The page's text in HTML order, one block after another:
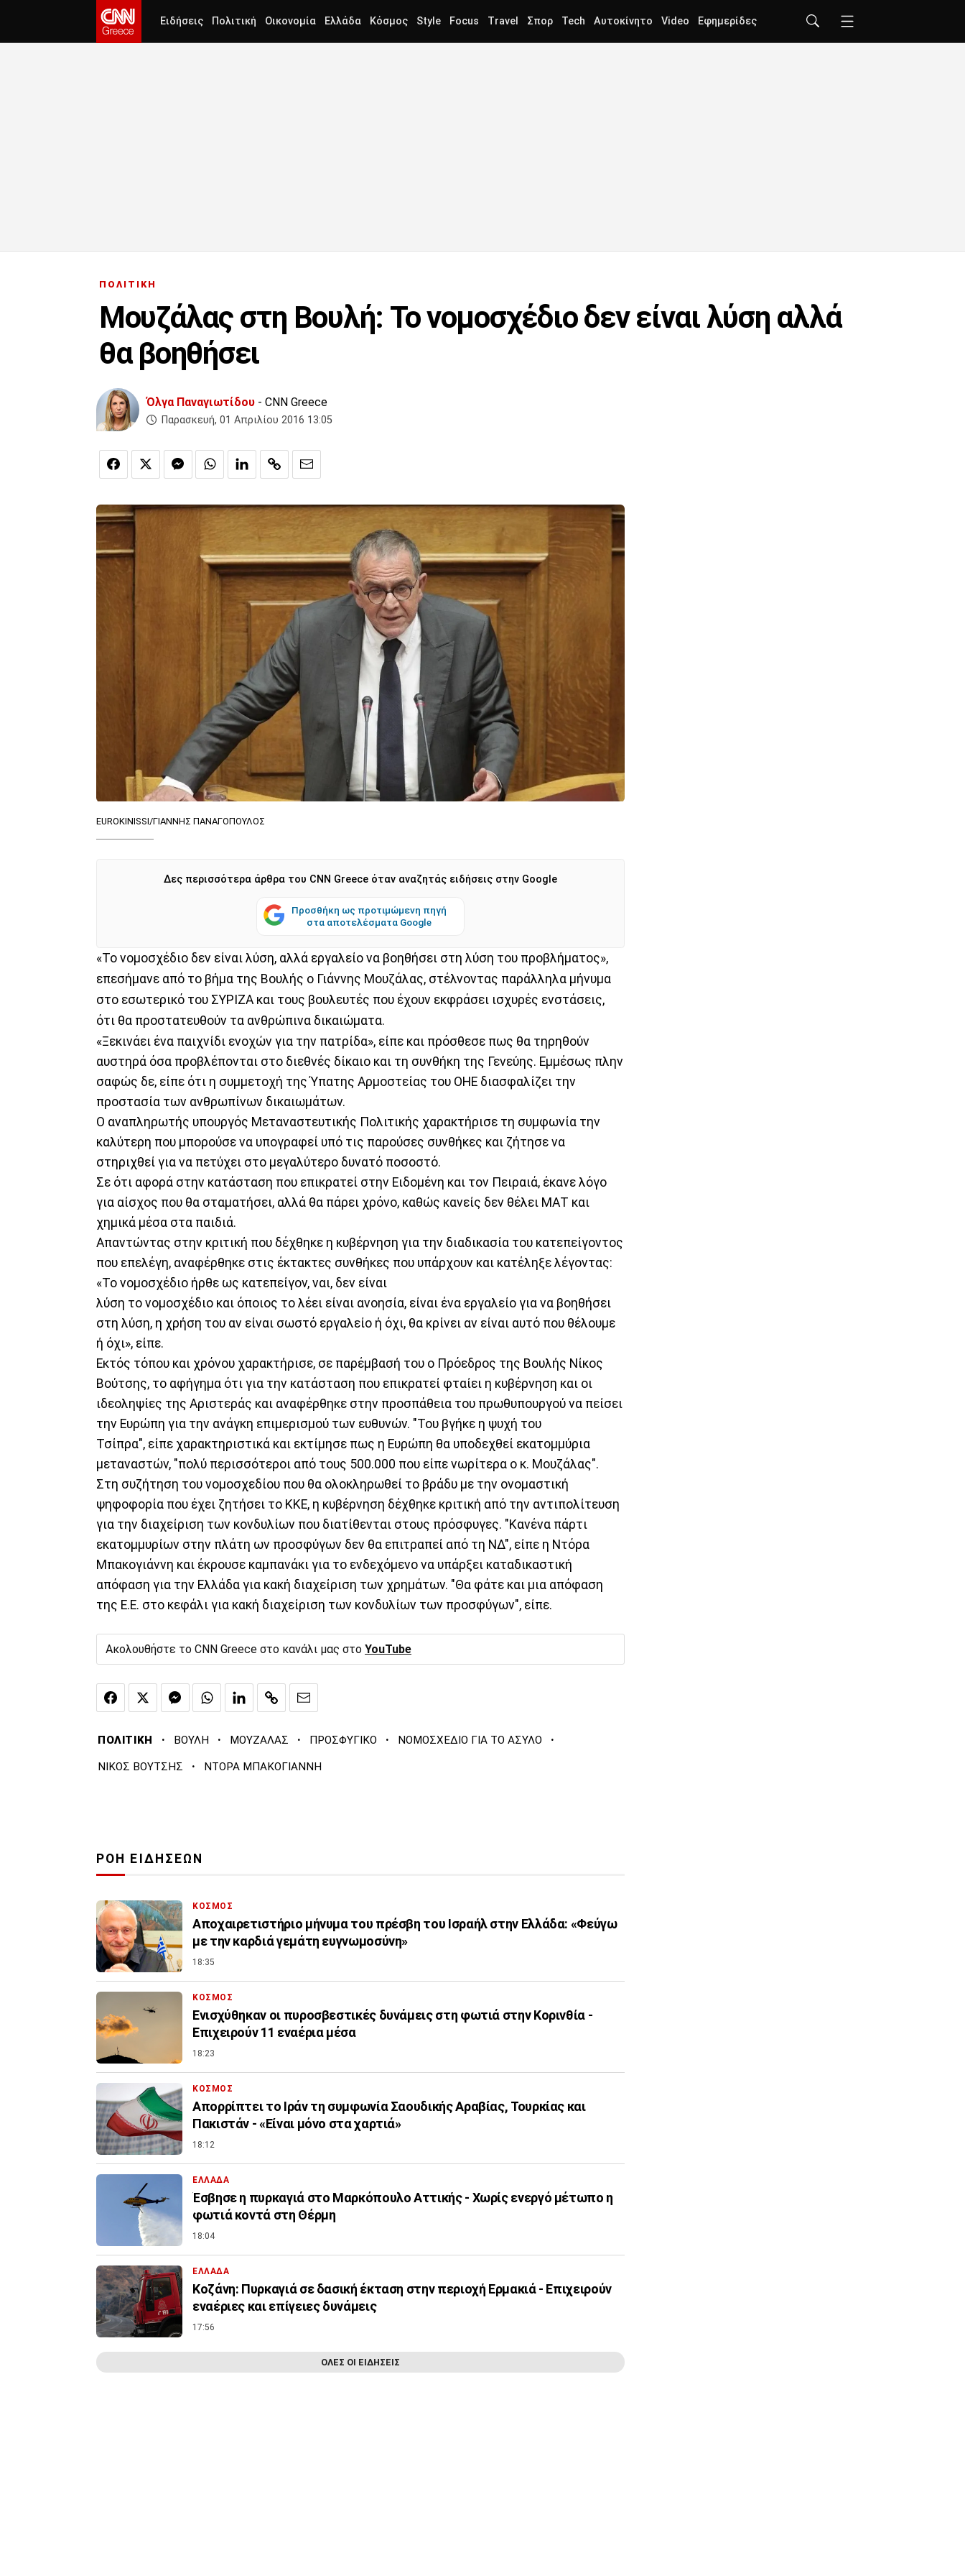
Ειδήσεις Πολιτική Οικονομία Ελλάδα Κόσμος Style Focus Travel Σπορ Tech Αυτοκίνητο Video Εφημερίδες
ΠΟΛΙΤΙΚΗ
Μουζάλας στη Βουλή: Το νομοσχέδιο δεν είναι λύση αλλά
θα βοηθήσει
Όλγα Παναγιωτίδου - CNN Greece
Παρασκευή, 01 Απριλίου 2016 13:05
EUROKINISSI/ΓΙΑΝΝΗΣ ΠΑΝΑΓΟΠΟΥΛΟΣ
Δες περισσότερα άρθρα του CNN Greece όταν αναζητάς ειδήσεις στην Google
Προσθήκη ως προτιμώμενη πηγή
στα αποτελέσματα Google
«Το νομοσχέδιο δεν είναι λύση, αλλά εργαλείο να βοηθήσει στη λύση του προβλήματος»,
επεσήμανε από το βήμα της Βουλής ο Γιάννης Μουζάλας, στέλνοντας παράλληλα μήνυμα
στο εσωτερικό του ΣΥΡΙΖΑ και τους βουλευτές που έχουν εκφράσει ισχυρές ενστάσεις,
ότι θα προστατευθούν τα ανθρώπινα δικαιώματα.
«Ξεκινάει ένα παιχνίδι ενοχών για την πατρίδα», είπε και πρόσθεσε πως θα τηρηθούν
αυστηρά όσα προβλέπονται στο διεθνές δίκαιο και τη συνθήκη της Γενεύης. Εμμέσως πλην
σαφώς δε, είπε ότι η συμμετοχή της Ύπατης Αρμοστείας του ΟΗΕ διασφαλίζει την
προστασία των ανθρωπίνων δικαιωμάτων.
Ο αναπληρωτής υπουργός Μεταναστευτικής Πολιτικής χαρακτήρισε τη συμφωνία την
καλύτερη που μπορούσε να υπογραφεί υπό τις παρούσες συνθήκες και ζήτησε να
στηριχθεί για να πετύχει στο μεγαλύτερο δυνατό ποσοστό.
Σε ότι αφορά στην κατάσταση που επικρατεί στην Ειδομένη και τον Πειραιά, έκανε λόγο
για αίσχος που θα σταματήσει, αλλά θα πάρει χρόνο, καθώς κανείς δεν θέλει ΜΑΤ και
χημικά μέσα στα παιδιά.
Απαντώντας στην κριτική που δέχθηκε η κυβέρνηση για την διαδικασία του κατεπείγοντος
που επελέγη, αναφέρθηκε στις έκτακτες συνθήκες που υπάρχουν και κατέληξε λέγοντας:
«Το νομοσχέδιο ήρθε ως κατεπείγον, ναι, δεν είναι
λύση το νομοσχέδιο και όποιος το λέει είναι ανοησία, είναι ένα εργαλείο για να βοηθήσει
στη λύση, η χρήση του αν είναι σωστό εργαλείο ή όχι, θα κρίνει αν είναι αυτό που θέλουμε
ή όχι», είπε.
Εκτός τόπου και χρόνου χαρακτήρισε, σε παρέμβασή του ο Πρόεδρος της Βουλής Νίκος
Βούτσης, το αφήγημα ότι για την κατάσταση που επικρατεί φταίει η κυβέρνηση και οι
ιδεοληψίες της Αριστεράς και αναφέρθηκε στην προσπάθεια του πρωθυπουργού να πείσει
την Ευρώπη για την ανάγκη επιμερισμού των ευθυνών. "Του βγήκε η ψυχή του
Τσίπρα", είπε χαρακτηριστικά και εκτίμησε πως η Ευρώπη θα υποδεχθεί εκατομμύρια
μεταναστών, "πολύ περισσότεροι από τους 500.000 που είπε νωρίτερα ο κ. Μουζάλας".
Στη συζήτηση του νομοσχεδίου που θα ολοκληρωθεί το βράδυ με την ονομαστική
ψηφοφορία που έχει ζητήσει το ΚΚΕ, η κυβέρνηση δέχθηκε κριτική από την αντιπολίτευση
για την διαχείριση των κονδυλίων που διατίθενται στους πρόσφυγες. "Κανένα πάρτι
εκατομμυρίων στην πλάτη ων προσφύγων δεν θα επιτραπεί από τη ΝΔ", είπε η Ντόρα
Μπακογιάννη και έκρουσε καμπανάκι για το ενδεχόμενο να υπάρξει καταδικαστική
απόφαση για την Ελλάδα για κακή διαχείριση των χρημάτων. "Θα φάτε και μια απόφαση
της Ε.Ε. στο κεφάλι για κακή διαχείριση των κονδυλίων των προσφύγων", είπε.
Ακολουθήστε το CNN Greece στο κανάλι μας στο YouTube
ΠΟΛΙΤΙΚΗ · ΒΟΥΛΗ · ΜΟΥΖΑΛΑΣ · ΠΡΟΣΦΥΓΙΚΟ · ΝΟΜΟΣΧΕΔΙΟ ΓΙΑ ΤΟ ΑΣΥΛΟ ·
ΝΙΚΟΣ ΒΟΥΤΣΗΣ · ΝΤΟΡΑ ΜΠΑΚΟΓΙΑΝΝΗ
ΡΟΗ ΕΙΔΗΣΕΩΝ
ΚΟΣΜΟΣ
Αποχαιρετιστήριο μήνυμα του πρέσβη του Ισραήλ στην Ελλάδα: «Φεύγω
με την καρδιά γεμάτη ευγνωμοσύνη»
18:35
ΚΟΣΜΟΣ
Ενισχύθηκαν οι πυροσβεστικές δυνάμεις στη φωτιά στην Κορινθία -
Επιχειρούν 11 εναέρια μέσα
18:23
ΚΟΣΜΟΣ
Απορρίπτει το Ιράν τη συμφωνία Σαουδικής Αραβίας, Τουρκίας και
Πακιστάν - «Είναι μόνο στα χαρτιά»
18:12
ΕΛΛΑΔΑ
Έσβησε η πυρκαγιά στο Μαρκόπουλο Αττικής - Χωρίς ενεργό μέτωπο η
φωτιά κοντά στη Θέρμη
18:04
ΕΛΛΑΔΑ
Κοζάνη: Πυρκαγιά σε δασική έκταση στην περιοχή Ερμακιά - Επιχειρούν
εναέριες και επίγειες δυνάμεις
17:56
ΟΛΕΣ ΟΙ ΕΙΔΗΣΕΙΣ